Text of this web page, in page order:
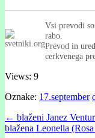
Vsi prevodi
rabo.
Prevod in
cerkvenega
Views: 9
Oznake: 17.september
Post
navigation
← blaženi Janez
blažena Leonella